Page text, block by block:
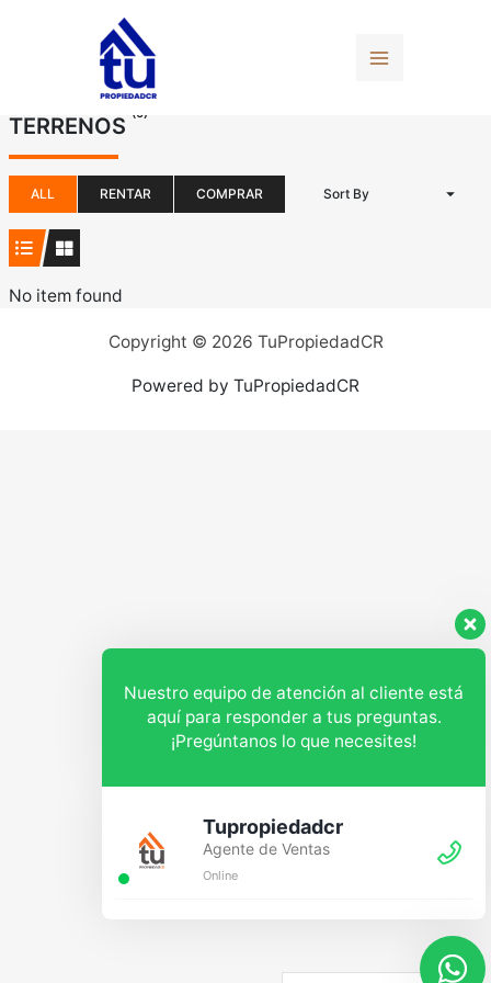
TERRENOS (0)
ALL RENTAR COMPRAR Sort By
No item found
Copyright © 2026 TuPropiedadCR
Powered by TuPropiedadCR
Nuestro equipo de atención al cliente está
aquí para responder a tus preguntas.
¡Pregúntanos lo que necesites!
Tupropiedadcr
Agente de Ventas
Online